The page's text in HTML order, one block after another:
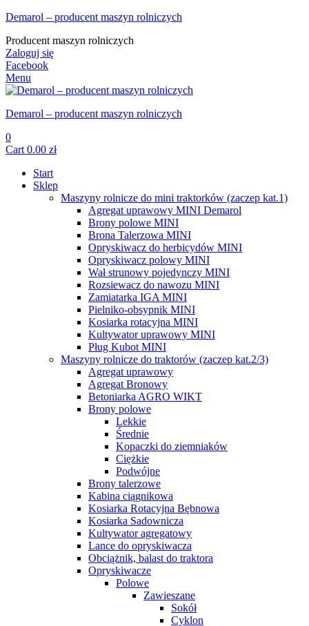
Demarol – producent maszyn rolniczych
Producent maszyn rolniczych
Zaloguj się
Facebook
Menu
Demarol – producent maszyn rolniczych
0
Cart 0.00 zł
Start
Sklep
Maszyny rolnicze do mini traktorków (zaczep kat.1)
Agregat uprawowy MINI Demarol
Brony polowe MINI
Brona Talerzowa MINI
Opryskiwacz do herbicydów MINI
Opryskiwacz polowy MINI
Wał strunowy pojedynczy MINI
Rozsiewacz do nawozu MINI
Zamiatarka IGA MINI
Pielniko-obsypnik MINI
Kosiarka rotacyjna MINI
Kultywator uprawowy MINI
Pług Kubot MINI
Maszyny rolnicze do traktorów (zaczep kat.2/3)
Agregat uprawowy
Agregat Bronowy
Betoniarka AGRO WIKT
Brony polowe
Lekkie
Średnie
Kopaczki do ziemniaków
Ciężkie
Podwójne
Brony talerzowe
Kabina ciągnikowa
Kosiarka Rotacyjna Bębnowa
Kosiarka Sadownicza
Kultywator agregatowy
Lance do opryskiwacza
Obciążnik, balast do traktora
Opryskiwacze
Polowe
Zawieszane
Sokół
Cyklon